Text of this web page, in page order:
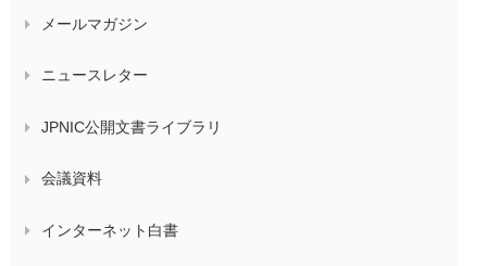
メールマガジン
ニュースレター
JPNIC公開文書ライブラリ
会議資料
インターネット白書